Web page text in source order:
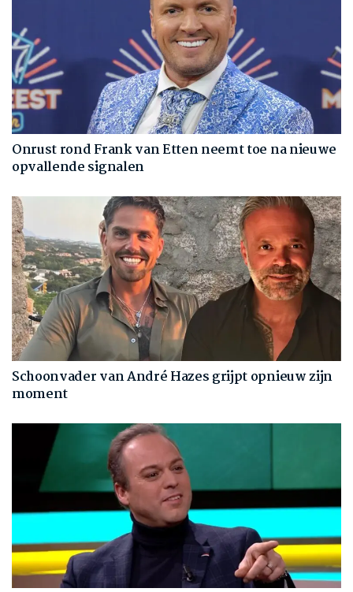
Onrust rond Frank van Etten neemt toe na nieuwe
opvallende signalen
Schoonvader van André Hazes grijpt opnieuw zijn
moment